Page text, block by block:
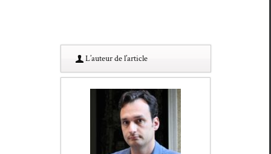
L’au­teur de l’article